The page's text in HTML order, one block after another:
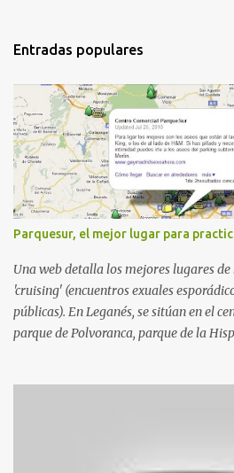
Entradas populares
Parquesur, el mejor lugar para
Una web detalla los mejores lugares
'cruising' (encuentros exuales
públicas). En Leganés, se sitúan en el
parque de Polvoranca, parque de la